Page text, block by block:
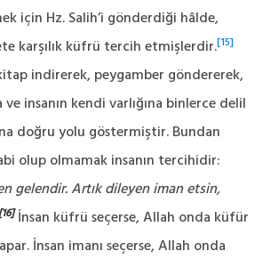
için Hz. Salih’i gönderdiği hâlde,
karşılık küfrü tercih etmişlerdir.[15]
indirerek, peygamber göndererek,
insanın kendi varlığına binlerce delil
doğru yolu göstermiştir. Bundan
olup olmamak insanın tercihidir:
gelendir. Artık dileyen iman etsin,
İnsan küfrü seçerse, Allah onda küfür
İnsan imanı seçerse, Allah onda